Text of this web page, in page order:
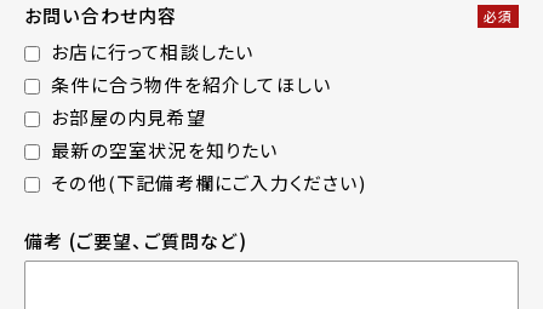
お問い合わせ内容 必須
お店に行って相談したい
条件に合う物件を紹介してほしい
お部屋の内見希望
最新の空室状況を知りたい
その他(下記備考欄にご入力ください)
備考 (ご要望、ご質問など)